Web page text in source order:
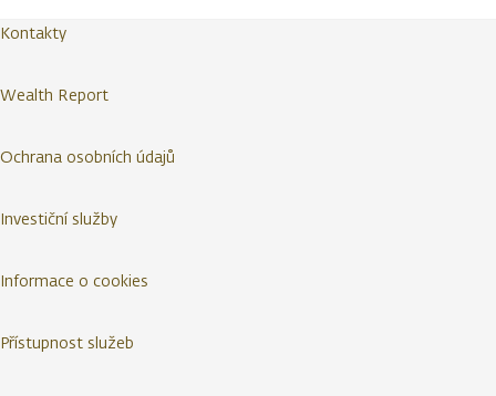
Kontakty
Wealth Report
Ochrana osobních údajů
Investiční služby
Informace o cookies
Přístupnost služeb